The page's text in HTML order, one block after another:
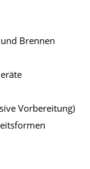
Brennen
Vorbereitung)